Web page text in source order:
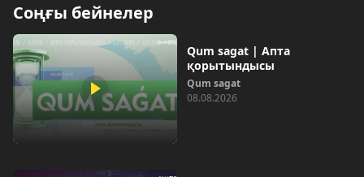
Соңғы бейнелер
Qum sagat | Апта
қорытындысы
Qum sagat
08.08.2026